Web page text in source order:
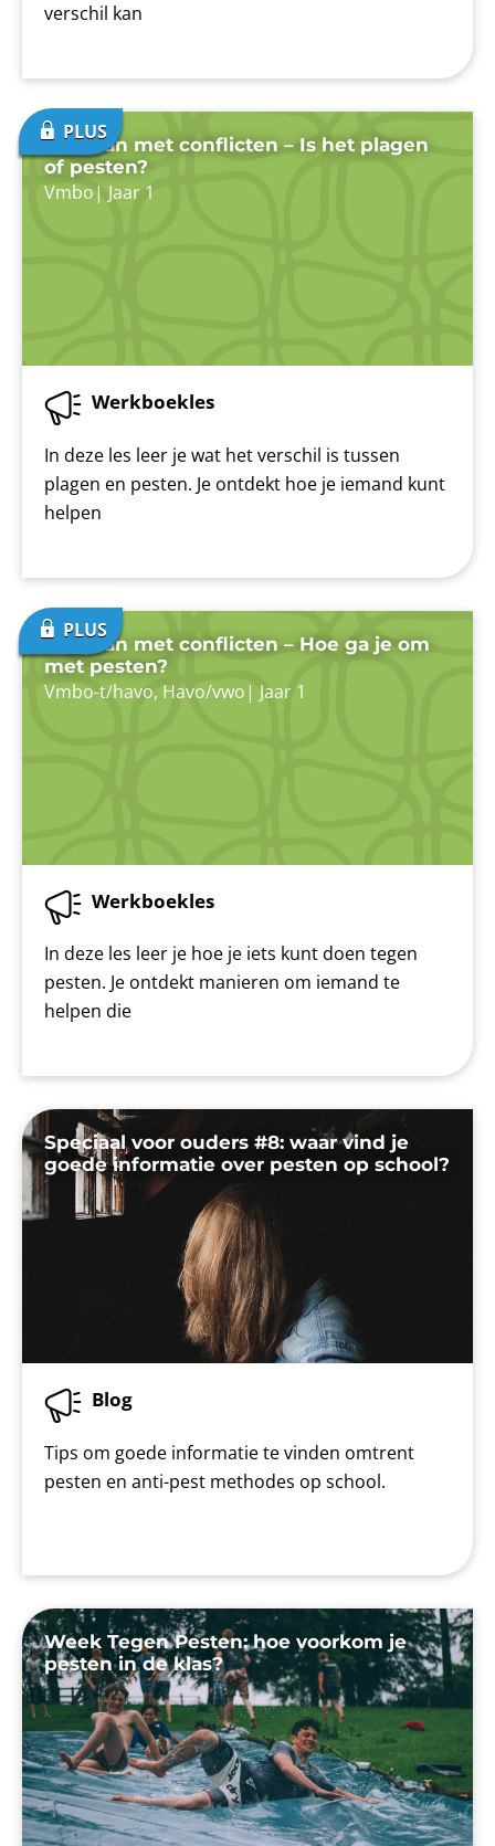
verschil kan
Omgaan met conflicten – Is het plagen
of pesten?
Vmbo| Jaar 1
Werkboekles
In deze les leer je wat het verschil is tussen
plagen en pesten. Je ontdekt hoe je iemand kunt
helpen
Omgaan met conflicten – Hoe ga je om
met pesten?
Vmbo-t/havo, Havo/vwo| Jaar 1
Werkboekles
In deze les leer je hoe je iets kunt doen tegen
pesten. Je ontdekt manieren om iemand te
helpen die
Speciaal voor ouders #8: waar vind je
goede informatie over pesten op school?
Blog
Tips om goede informatie te vinden omtrent
pesten en anti-pest methodes op school.
Week Tegen Pesten: hoe voorkom je
pesten in de klas?